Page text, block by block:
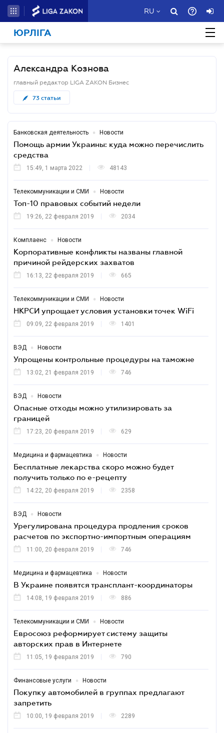
RU
ЮРЛІГА
Александра Кознова
главный редактор LIGA ZAKON Бизнес
73 статьи
Банковская деятельность • Новости
Помощь армии Украины: куда можно перечислить
средства
15:49, 1 марта 2022 48143
Телекоммуникации и СМИ • Новости
Топ-10 правовых событий недели
19:26, 22 февраля 2019 2034
Комплаенс • Новости
Корпоративные конфликты названы главной
причиной рейдерских захватов
16:13, 22 февраля 2019 665
Телекоммуникации и СМИ • Новости
НКРСИ упрощает условия установки точек WіFі
09:09, 22 февраля 2019 1401
ВЭД • Новости
Упрощены контрольные процедуры на таможне
13:02, 21 февраля 2019 746
ВЭД • Новости
Опасные отходы можно утилизировать за
границей
17:23, 20 февраля 2019 629
Медицина и фармацевтика • Новости
Бесплатные лекарства скоро можно будет
получить только по е-рецепту
14:22, 20 февраля 2019 2358
ВЭД • Новости
Урегулирована процедура продления сроков
расчетов по экспортно-импортным операциям
11:00, 20 февраля 2019 746
Медицина и фармацевтика • Новости
В Украине появятся трансплант-координаторы
14:08, 19 февраля 2019 886
Телекоммуникации и СМИ • Новости
Евросоюз реформирует систему защиты
авторских прав в Интернете
11:05, 19 февраля 2019 790
Финансовые услуги • Новости
Покупку автомобилей в группах предлагают
запретить
10:00, 19 февраля 2019 2289